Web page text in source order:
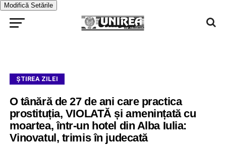
Modifică Setările
ŞTIREA ZILEI
O tânără de 27 de ani care practica
prostituția, VIOLATĂ și amenințată cu
moartea, într-un hotel din Alba Iulia:
Vinovatul, trimis în judecată